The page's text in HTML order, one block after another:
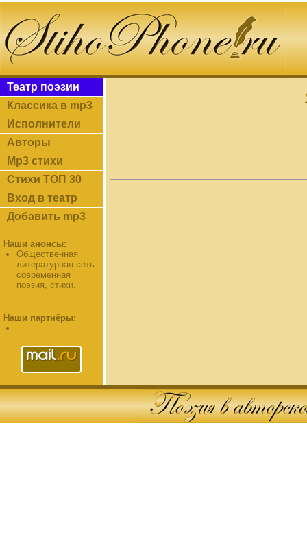
Театр поэзии
Классика в mp3
Исполнители
Авторы
Mp3 стихи
Стихи ТОП 30
Вход в театр
Добавить mp3
Наши анонсы:
Общественная
литературная сеть:
современная
поэзия, стихи,
Наши партнёры: